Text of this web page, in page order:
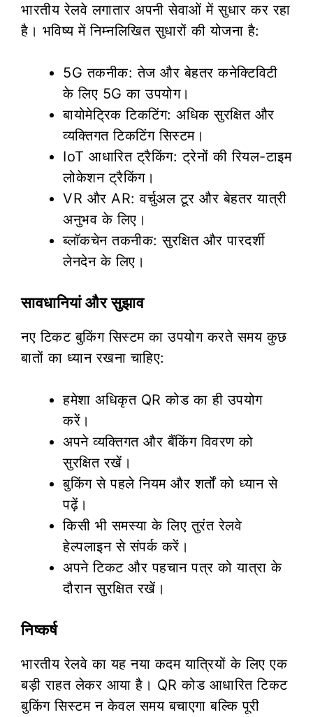
भारतीय रेलवे लगातार अपनी सेवाओं में सुधार कर रहा
है। भविष्य में निम्नलिखित सुधारों की योजना है:
5G तकनीक: तेज और बेहतर कनेक्टिविटी
के लिए 5G का उपयोग।
बायोमेट्रिक टिकटिंग: अधिक सुरक्षित और
व्यक्तिगत टिकटिंग सिस्टम।
IoT आधारित ट्रैकिंग: ट्रेनों की रियल-टाइम
लोकेशन ट्रैकिंग।
VR और AR: वर्चुअल टूर और बेहतर यात्री
अनुभव के लिए।
ब्लॉकचेन तकनीक: सुरक्षित और पारदर्शी
लेनदेन के लिए।
सावधानियां और सुझाव
नए टिकट बुकिंग सिस्टम का उपयोग करते समय कुछ
बातों का ध्यान रखना चाहिए:
हमेशा अधिकृत QR कोड का ही उपयोग
करें।
अपने व्यक्तिगत और बैंकिंग विवरण को
सुरक्षित रखें।
बुकिंग से पहले नियम और शर्तों को ध्यान से
पढ़ें।
किसी भी समस्या के लिए तुरंत रेलवे
हेल्पलाइन से संपर्क करें।
अपने टिकट और पहचान पत्र को यात्रा के
दौरान सुरक्षित रखें।
निष्कर्ष
भारतीय रेलवे का यह नया कदम यात्रियों के लिए एक
बड़ी राहत लेकर आया है। QR कोड आधारित टिकट
बुकिंग सिस्टम न केवल समय बचाएगा बल्कि पूरी